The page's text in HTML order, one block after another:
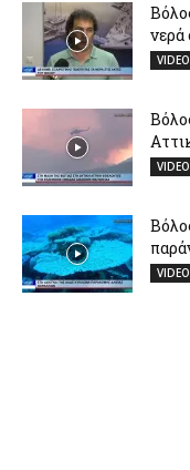
νερά
VIDEO
VIDEO
VIDEO